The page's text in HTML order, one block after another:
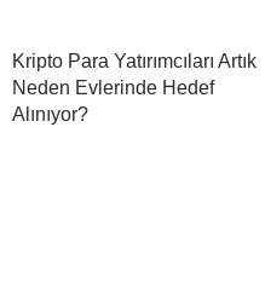
Kripto Para Yatırımcıları Artık
Neden Evlerinde Hedef
Alınıyor?